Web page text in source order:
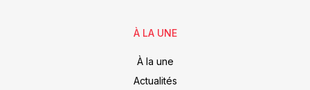
À LA UNE
À la une
Actualités